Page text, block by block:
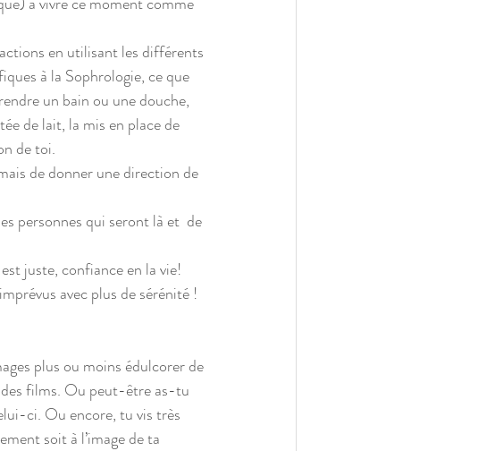
en utilisant les différents
à la Sophrologie, ce que
un bain ou une douche,
de lait, la mis en place de
de toi.
de donner une direction de
personnes qui seront là et  de
juste, confiance en la vie!
avec plus de sérénité !
plus ou moins édulcorer de
des films. Ou peut-être as-tu
ci. Ou encore, tu vis très
soit à l’image de ta